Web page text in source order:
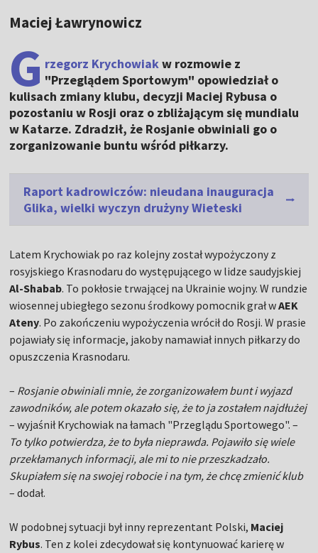
Maciej Ławrynowicz
G rzegorz Krychowiakw rozmowie z
"Przeglądem Sportowym" opowiedział o
kulisach zmiany klubu, decyzji Maciej Rybusa o
pozostaniu w Rosji oraz o zbliżającym się mundialu
w Katarze. Zdradził, że Rosjanie obwiniali go o
zorganizowanie buntu wśród piłkarzy.
Raport kadrowiczów: nieudana inauguracja
Glika, wielki wyczyn drużyny Wieteski
Latem Krychowiak po raz kolejny został wypożyczony z
rosyjskiego Krasnodaru do występującego w lidze saudyjskiej
Al-Shabab. To pokłosie trwającej na Ukrainie wojny. W rundzie
wiosennej ubiegłego sezonu środkowy pomocnik grał wAEK
Ateny. Po zakończeniu wypożyczenia wrócił do Rosji. W prasie
pojawiały się informacje, jakoby namawiał innych piłkarzy do
opuszczenia Krasnodaru.
– Rosjanie obwiniali mnie, że zorganizowałem bunt i wyjazd
zawodników, ale potem okazało się, że to ja zostałem najdłużej
– wyjaśnił Krychowiak na łamach "Przeglądu Sportowego". –
To tylko potwierdza, że to była nieprawda. Pojawiło się wiele
przekłamanych informacji, ale mi to nie przeszkadzało.
Skupiałem się na swojej robocie i na tym, że chcę zmienić klub
– dodał.
W podobnej sytuacji był inny reprezentant Polski, Maciej
Rybus. Ten z kolei zdecydował się kontynuować karierę w